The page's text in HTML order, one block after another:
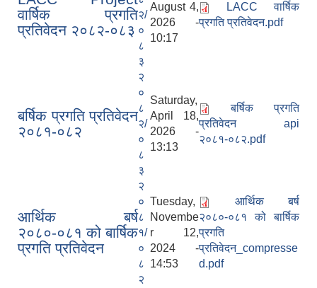
वार्षिक प्रगति
प्रतिवेदन २०८२-०८३
२/
०
८
३
August 4,
2026 -
10:17
LACC वार्षिक
प्रगति प्रतिवेदन.pdf
बर्षिक प्रगति प्रतिवेदन
२०८१-०८२
२
०
८
२/
०
८
३
Saturday,
April 18,
2026 -
13:13
बर्षिक प्रगति
प्रतिवेदन api
२०८१-०८२.pdf
आर्थिक बर्ष
२०८०-०८१ को बार्षिक
प्रगति प्रतिवेदन
२
०
८
१/
०
८
२
Tuesday,
Novembe
r 12,
2024 -
14:53
आर्थिक बर्ष
२०८०-०८१ को बार्षिक
प्रगति
प्रतिवेदन_compresse
d.pdf